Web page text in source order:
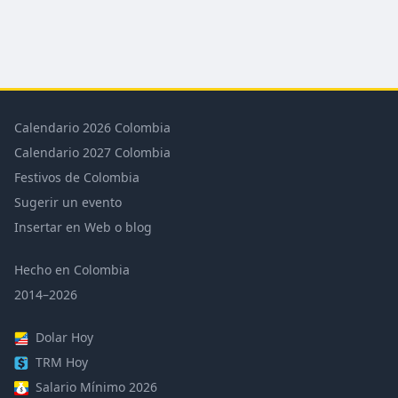
Calendario 2026 Colombia
Calendario 2027 Colombia
Festivos de Colombia
Sugerir un evento
Insertar en Web o blog
Hecho en Colombia
2014–2026
Dolar Hoy
TRM Hoy
Salario Mínimo 2026